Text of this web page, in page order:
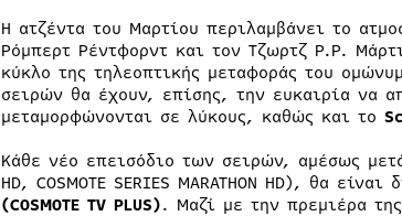
Η ατζέντα του Μαρτίου περιλαμβάνει το
Ρόμπερτ Ρέντφορντ και τον Τζωρτζ Ρ.Ρ.
κύκλο της τηλεοπτικής μεταφοράς του
σειρών θα έχουν, επίσης, την ευκαιρία να
μεταμορφώνονται σε λύκους, καθώς και το
Κάθε νέο επεισόδιο των σειρών, αμέσως
HD, COSMOTE SERIES MARATHON HD), θα
(COSMOTE TV PLUS). Μαζί με την πρεμιέρα